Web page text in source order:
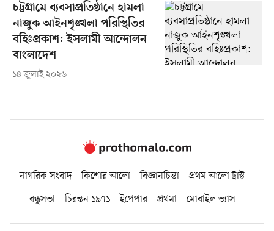
চট্টগ্রামে ব্যবসাপ্রতিষ্ঠানে হামলা
নাজুক আইনশৃঙ্খলা পরিস্থিতির
বহিঃপ্রকাশ: ইসলামী আন্দোলন
বাংলাদেশ
১৪ জুলাই ২০২৬
নাগরিক সংবাদ কিশোর আলো বিজ্ঞানচিন্তা
প্রথম আলো ট্রাস্ট
বন্ধুসভা
চিরন্তন ১৯৭১ ইপেপার প্রথমা মোবাইল ভ্যাস